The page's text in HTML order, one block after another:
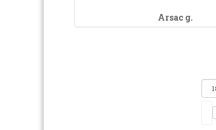
Arsac g.